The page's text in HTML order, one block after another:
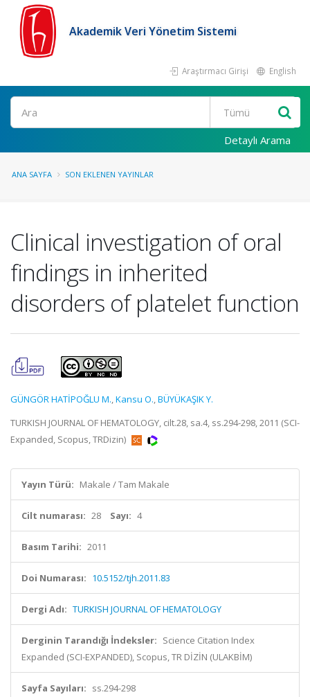
Akademik Veri Yönetim Sistemi
Araştırmacı Girişi English
Ara
Detaylı Arama
ANA SAYFA SON EKLENEN YAYINLAR
Clinical investigation of oral
findings in inherited
disorders of platelet function
GÜNGÖR HATİPOĞLU M.,Kansu O.,BÜYÜKAŞIK Y.
TURKISH JOURNAL OF HEMATOLOGY, cilt.28, sa.4, ss.294-298, 2011 (SCI-
Expanded, Scopus, TRDizin)
Yayın Türü: Makale / Tam Makale
Cilt numarası: 28 Sayı: 4
Basım Tarihi: 2011
Doi Numarası: 10.5152/tjh.2011.83
Dergi Adı: TURKISH JOURNAL OF HEMATOLOGY
Derginin Tarandığı İndeksler: Science Citation Index
Expanded (SCI-EXPANDED), Scopus, TR DİZİN (ULAKBİM)
Sayfa Sayıları: ss.294-298